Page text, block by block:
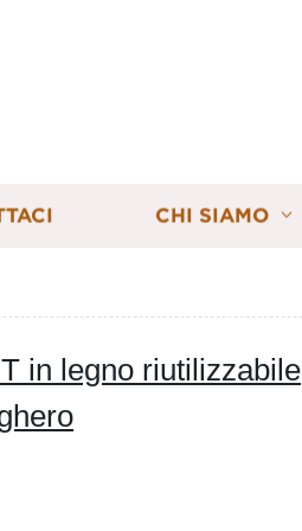
CHI SIAMO
in legno riutilizzabile